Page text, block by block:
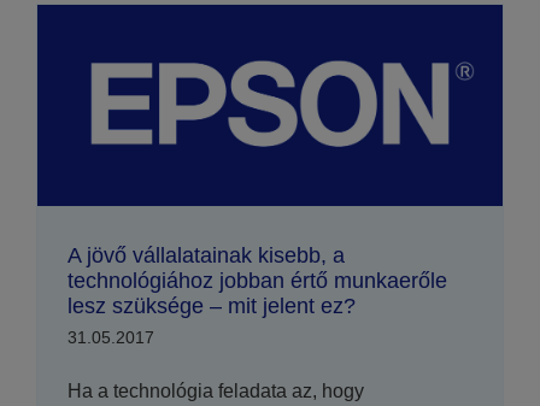
A jövő vállalatainak kisebb, a
technológiához jobban értő munkaerőle
lesz szüksége – mit jelent ez?
31.05.2017
Ha a technológia feladata az, hogy